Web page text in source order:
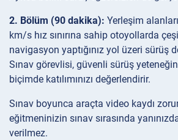
2. Bölüm (90 dakika): Yerleşim
km/s hız sınırına sahip otoyollarda
navigasyon yaptığınız yol üzeri sürüş
Sınav görevlisi, güvenli sürüş
biçimde katılımınızı değerlendirir.
Sınav boyunca araçta video kaydı
eğitmeninizin sınav sırasında
verilmez.